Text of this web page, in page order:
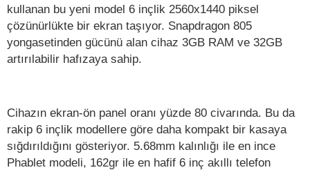
kullanan bu yeni model 6 inçlik 2560x1440 piksel
çözünürlükte bir ekran taşıyor. Snapdragon 805
yongasetinden gücünü alan cihaz 3GB RAM ve 32GB
artırılabilir hafızaya sahip.
Cihazın ekran-ön panel oranı yüzde 80 civarında. Bu da
rakip 6 inçlik modellere göre daha kompakt bir kasaya
sığdırıldığını gösteriyor. 5.68mm kalınlığı ile en ince
Phablet modeli, 162gr ile en hafif 6 inç akıllı telefon